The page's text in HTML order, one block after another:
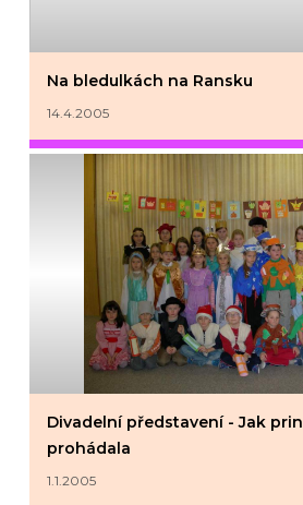
Na bledulkách na Ransku
14.4.2005
Divadelní představení - Jak
prohádala
1.1.2005